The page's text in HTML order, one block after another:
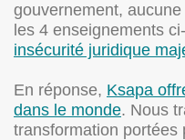
gouvernement,
les 4 enseignements
insécurité juridique
En réponse, Ksapa
dans le monde. Nous
transformation portées